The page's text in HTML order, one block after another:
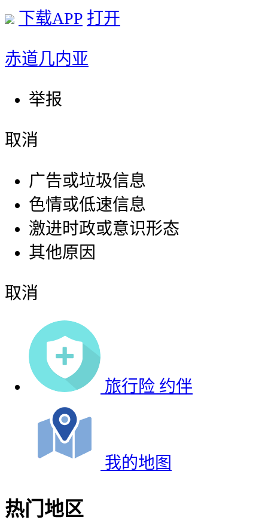
下载APP 打开
赤道几内亚
举报
取消
广告或垃圾信息
色情或低速信息
激进时政或意识形态
其他原因
取消
旅行险 约伴
我的地图
热门地区